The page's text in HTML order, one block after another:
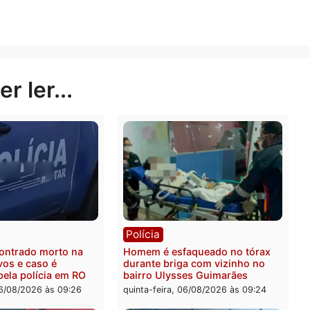
a realidade e as necessidades da Polícia Penal de
da categoria, fruto de luta sindical, diálogo
impactam diretamente a dignidade, a motivação e
de Rondônia.